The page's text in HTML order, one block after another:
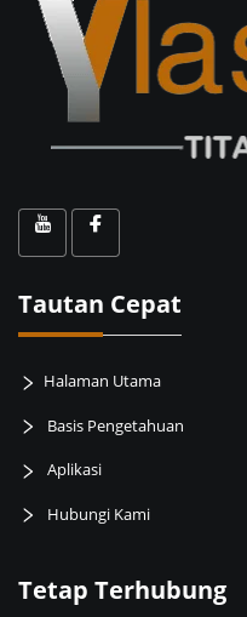
Tautan Cepat
Halaman Utama
Basis Pengetahuan
Aplikasi
Hubungi Kami
Tetap Terhubung